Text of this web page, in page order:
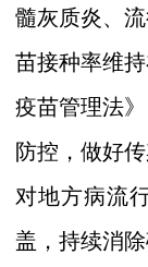
髓灰质炎、
苗接种率维
疫苗管理法
防控，做好
对地方病流
盖，持续消